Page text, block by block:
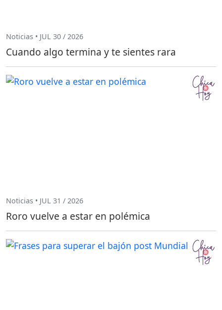
Noticias • JUL 30 / 2026
Cuando algo termina y te sientes rara
Noticias • JUL 31 / 2026
Roro vuelve a estar en polémica